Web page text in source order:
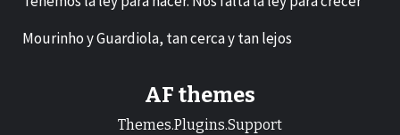
Mourinho y Guardiola, tan cerca y tan lejos
AF themes
Themes.Plugins.Support